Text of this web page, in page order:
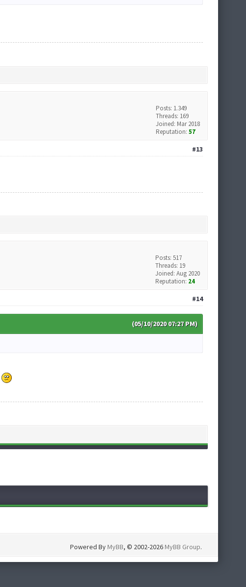
Posts: 1.349
Threads: 169
Joined: Mar 2018
Reputation: 57
#13
Posts: 517
Threads: 19
Joined: Aug 2020
Reputation: 24
#14
(05/10/2020 07:27 PM)
Powered ByMyBB, © 2002-2026MyBB Group.